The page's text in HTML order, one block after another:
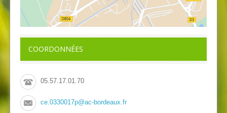
COORDONNÉES
05.57.17.01.70
ce.0330017p@ac-bordeaux.fr